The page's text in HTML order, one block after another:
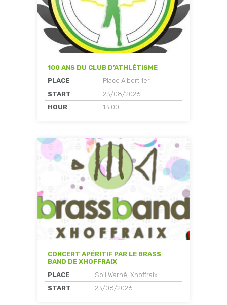
100 ANS DU CLUB D’ATHLÉTISME
PLACE
Place Albert 1er
START
23/08/2026
HOUR
13:00
CONCERT APÉRITIF PAR LE BRASS
BAND DE XHOFFRAIX
PLACE
So'l Warhê, Xhoffraix
START
23/08/2026